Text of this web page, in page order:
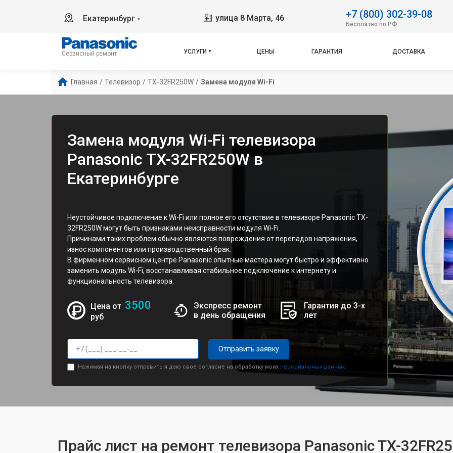
Екатеринбург ▼ улица 8 Марта, 46 +7 (800) 302-39-08
Бесплатно по РФ
Сервисный ремонт УСЛУГИ ЦЕНЫ ГАРАНТИЯ ДОСТАВКА
Главная / Телевизор / TX-32FR250W / Замена модуля Wi-Fi
Замена модуля Wi-Fi телевизора
Panasonic TX-32FR250W в
Екатеринбурге
Неустойчивое подключение к Wi-Fi или полное его отсутствие в телевизоре Panasonic TX-
32FR250W могут быть признаками неисправности модуля Wi-Fi.
Причинами таких проблем обычно являются повреждения от перепадов напряжения,
износ компонентов или производственный брак.
В фирменном сервисном центре Panasonic опытные мастера могут быстро и эффективно
заменить модуль Wi-Fi, восстанавливая стабильное подключение к интернету и
функциональность телевизора.
Цена от 3500
руб
Экспресс ремонт
в день обращения
Гарантия до 3-х
лет
Отправить заявку
Нажимая на кнопку отправить я даю свое согласие на обработку моих персональных данных.
Прайс лист на ремонт телевизора Panasonic TX-